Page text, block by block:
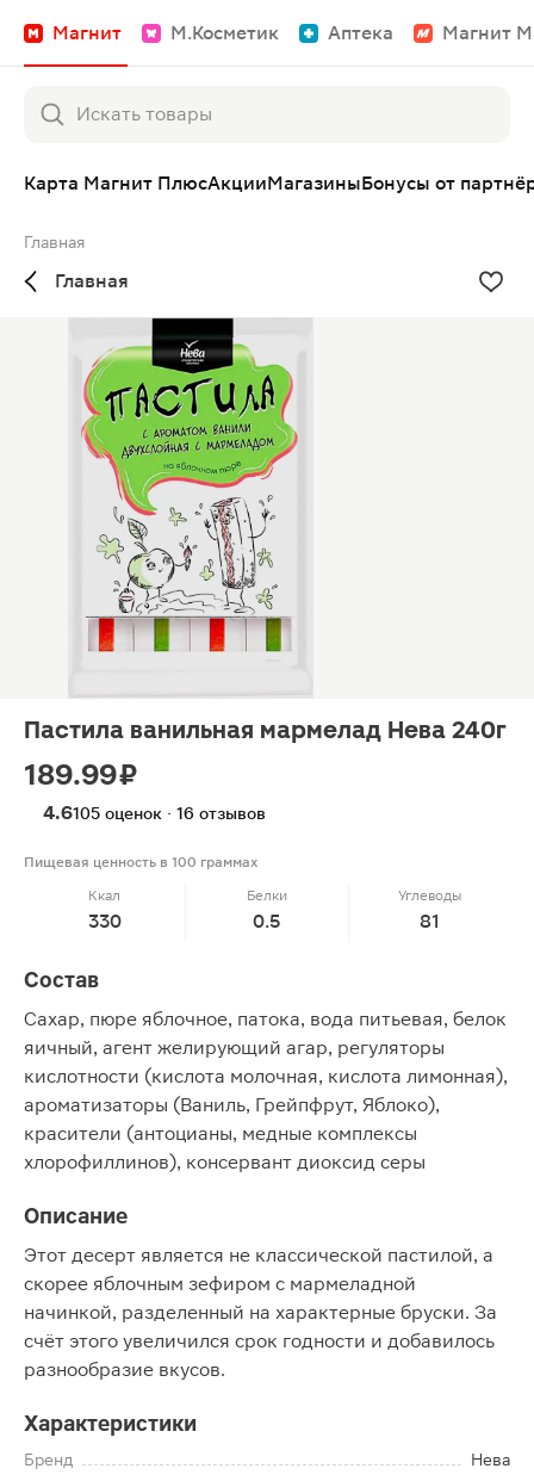
Магнит М.Косметик Аптека Магнит
Карта Магнит ПлюсАкцииМагазиныБонусы от
Главная
Главная
Пастила ванильная мармелад Нева 240г
189.99 ₽
4.6105 оценок · 16 отзывов
Пищевая ценность в 100 граммах
Ккал
330
Белки
0.5
Углеводы
81
Состав
Сахар, пюре яблочное, патока, вода питьевая, белок
яичный, агент желирующий агар, регуляторы
кислотности (кислота молочная, кислота лимонная),
ароматизаторы (Ваниль, Грейпфрут, Яблоко),
красители (антоцианы, медные комплексы
хлорофиллинов), консервант диоксид серы
Описание
Этот десерт является не классической пастилой, а
скорее яблочным зефиром с мармеладной
начинкой, разделенный на характерные бруски. За
счёт этого увеличился срок годности и добавилось
разнообразие вкусов.
Характеристики
Бренд
Нева